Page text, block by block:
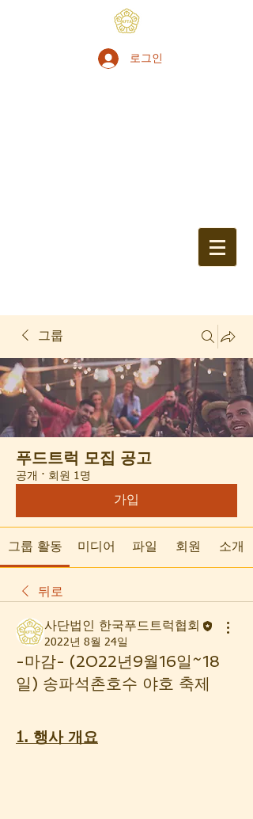
로그인
그룹
푸드트럭 모집 공고
공개 · 회원 1명
가입
그룹 활동 미디어 파일 회원 소개
뒤로
사단법인 한국푸드트럭협회
2022년 8월 24일
-마감- (2022년9월16일~18
일) 송파석촌호수 야호 축제
1. 행사 개요